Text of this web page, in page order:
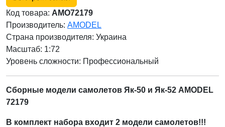
Код товара: AMO72179
Производитель: AMODEL
Страна производителя: Украина
Масштаб: 1:72
Уровень сложности: Профессиональный
Сборные модели самолетов Як-50 и Як-52 AMODEL
72179
В комплект набора входит 2 модели самолетов!!!